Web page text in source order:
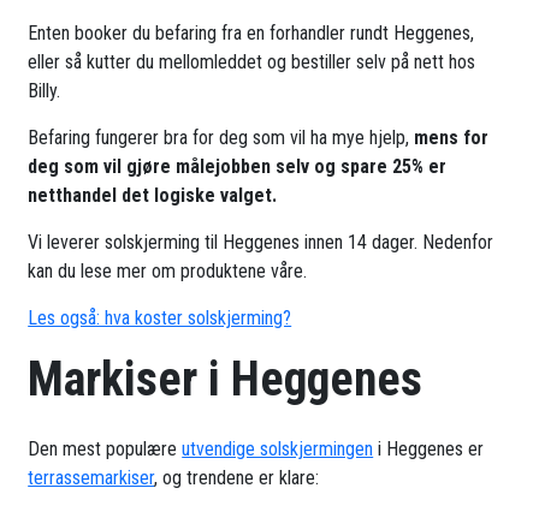
Enten booker du befaring fra en forhandler rundt Heggenes,
eller så kutter du mellomleddet og bestiller selv på nett hos
Billy.
Befaring fungerer bra for deg som vil ha mye hjelp, mens for
deg som vil gjøre målejobben selv og spare 25% er
netthandel det logiske valget.
Vi leverer solskjerming til Heggenes innen 14 dager. Nedenfor
kan du lese mer om produktene våre.
Les også: hva koster solskjerming?
Markiser i Heggenes
Den mest populæreutvendige solskjermingen i Heggenes er
terrassemarkiser, og trendene er klare: